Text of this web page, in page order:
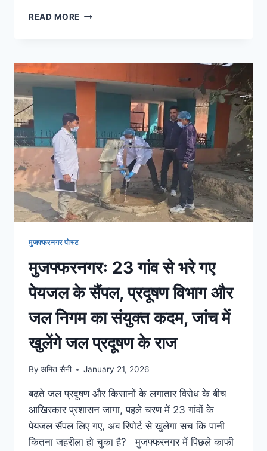
READ MORE
मुजफ्फरनगर पोस्ट
मुजफ्फरनगरः 23 गांव से भरे गए
पेयजल के सैंपल, प्रदूषण विभाग और
जल निगम का संयुक्त कदम, जांच में
खुलेंगे जल प्रदूषण के राज
By अमित सैनी January 21, 2026
बढ़ते जल प्रदूषण और किसानों के लगातार विरोध के बीच
आखिरकार प्रशासन जागा, पहले चरण में 23 गांवों के
पेयजल सैंपल लिए गए, अब रिपोर्ट से खुलेगा सच कि पानी
कितना जहरीला हो चुका है? मुजफ्फरनगर में पिछले काफी